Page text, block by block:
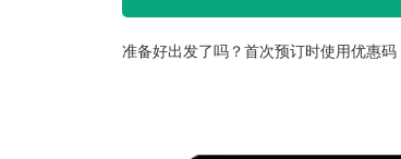
准备好出发了吗？首次预订时使用优惠码